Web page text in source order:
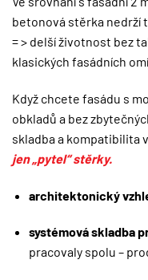
betonová stěrka nedrží
= > delší životnost bez
klasických fasádních
Když chcete fasádu s
obkladů a bez
skladba a kompatibilita
jen „pytel“ stěrky.
architektonický
systémová skladba
pracovaly spolu –